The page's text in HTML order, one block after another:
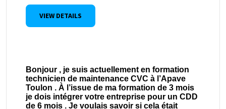
VIEW DETAILS
Bonjour , je suis actuellement en formation
technicien de maintenance CVC à l’Apave
Toulon . À l’issue de ma formation de 3 mois
je dois intégrer votre entreprise pour un CDD
de 6 mois . Je voulais savoir si cela était